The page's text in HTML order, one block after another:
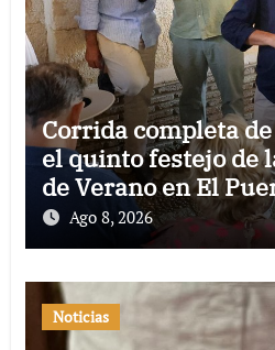
Corrida completa
el quinto festejo de
de Verano en El
Ago 8, 2026
Noticias